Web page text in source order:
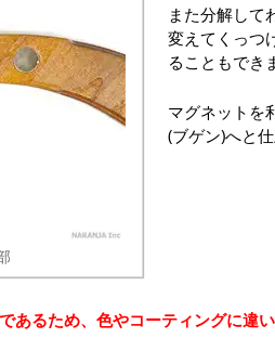
また分解して
変えてくっつ
ることもでき
マグネットを
(ブゲン)へと
あるため、色やコーティングに違